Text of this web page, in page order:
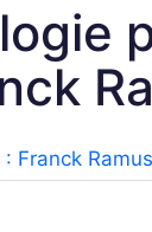
Franck Ramus